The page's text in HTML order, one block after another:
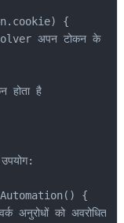
{
अपन टोकन के साथ
होता है
{
अनुरोधों को अवरोधित